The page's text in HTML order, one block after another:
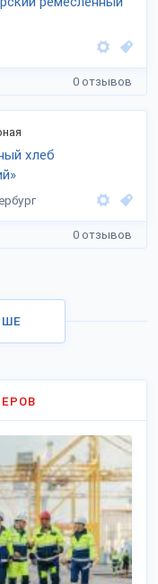
0 отзывов
хлеб
0 отзывов